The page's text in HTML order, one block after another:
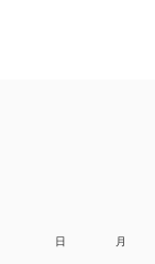
日 月